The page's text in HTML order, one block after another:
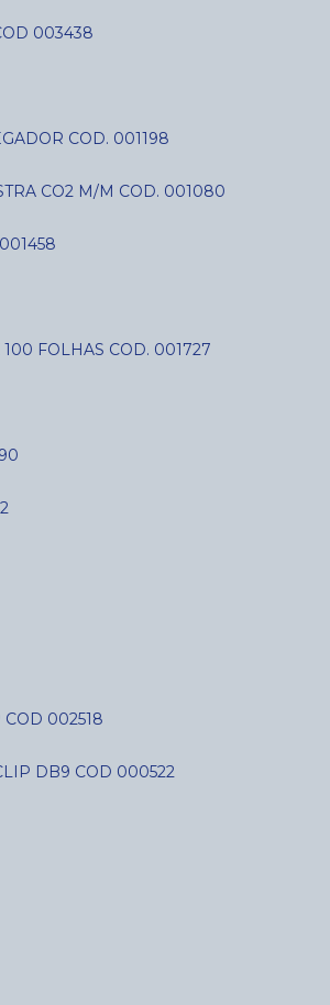
003438
COD. 001198
CO2 M/M COD. 001080
FOLHAS COD. 001727
COD 002518
DB9 COD 000522